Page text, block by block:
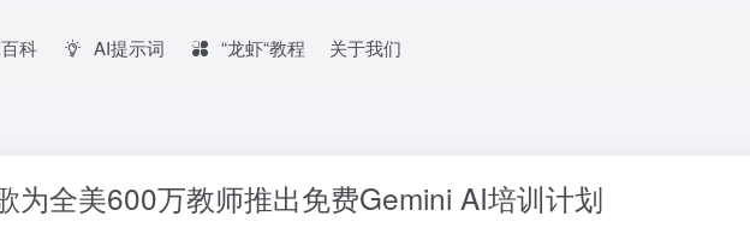
科 AI提示词 “龙虾“教程 关于我们
为全美600万教师推出免费Gemini AI培训计划